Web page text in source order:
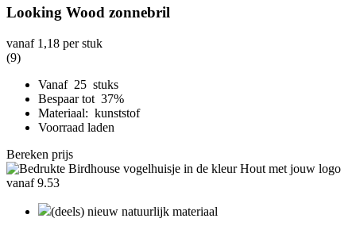
Looking Wood zonnebril
vanaf 1,18 per stuk
(9)
Vanaf 25 stuks
Bespaar tot 37%
Materiaal: kunststof
Voorraad laden
Bereken prijs
(deels) nieuw natuurlijk materiaal